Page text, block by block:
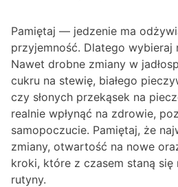
Pamiętaj — jedzenie ma
przyjemność. Dlatego wybieraj
Nawet drobne zmiany w
cukru na stewię, białego
czy słonych przekąsek na
realnie wpłynąć na zdrowie,
samopoczucie. Pamiętaj, że
zmiany, otwartość na nowe
kroki, które z czasem staną się
rutyny.